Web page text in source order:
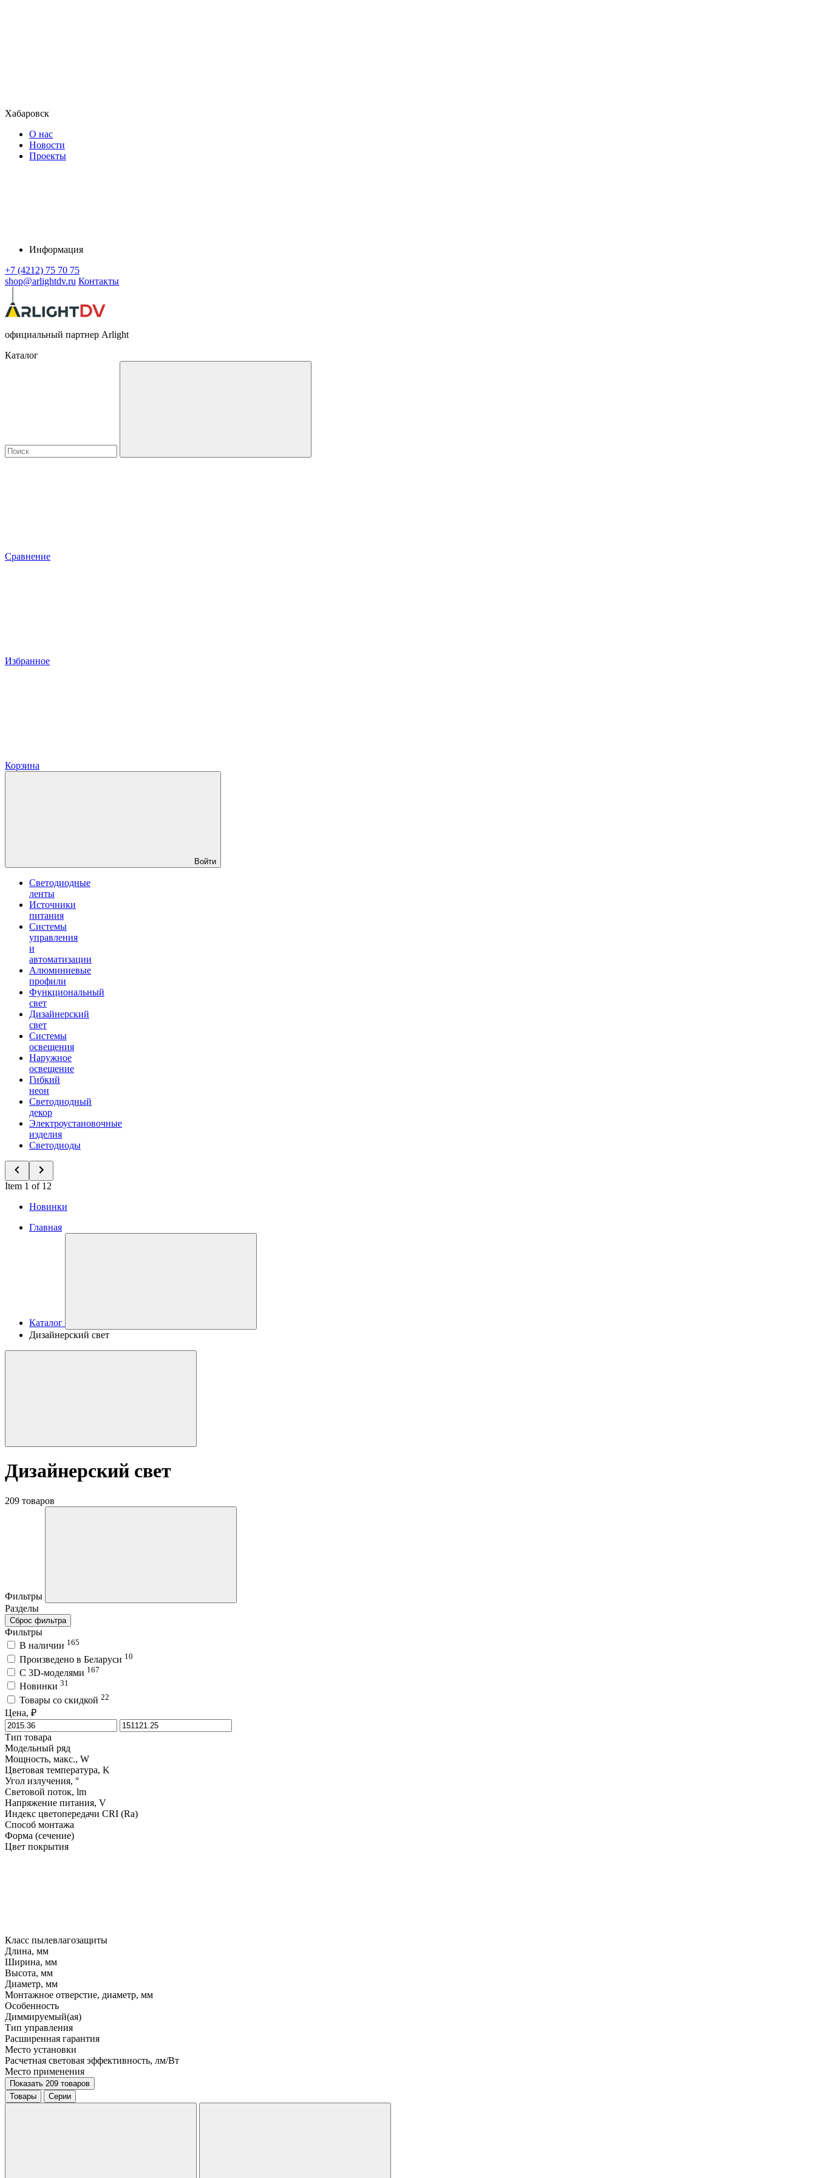
Хабаровск
О нас
Новости
Проекты
Информация
+7 (4212) 75 70 75
shop@arlightdv.ru Контакты
официальный партнер Arlight
Каталог
Сравнение
Избранное
Корзина
Войти
Светодиодные
ленты
Источники
питания
Системы
управления
и
автоматизации
Алюминиевые
профили
Функциональный
свет
Дизайнерский
свет
Системы
освещения
Наружное
освещение
Гибкий
неон
Светодиодный
декор
Электроустановочные
изделия
Светодиоды
Item 1 of 12
Новинки
Главная
Каталог
Дизайнерский свет
Дизайнерский свет
209 товаров
Фильтры
Разделы
Сброс фильтра
Фильтры
В наличии 165
Произведено в Беларуси 10
C 3D-моделями 167
Новинки 31
Товары со скидкой 22
Цена, ₽
Тип товара
Модельный ряд
Мощность, макс., W
Цветовая температура, K
Угол излучения, °
Световой поток, lm
Напряжение питания, V
Индекс цветопередачи CRI (Ra)
Способ монтажа
Форма (сечение)
Цвет покрытия
Класс пылевлагозащиты
Длина, мм
Ширина, мм
Высота, мм
Диаметр, мм
Монтажное отверстие, диаметр, мм
Особенность
Диммируемый(ая)
Тип управления
Расширенная гарантия
Место установки
Расчетная световая эффективность, лм/Вт
Место применения
Показать 209 товаров
Товары
Серии